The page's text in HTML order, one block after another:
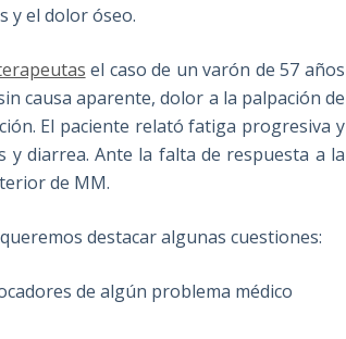
y el dolor óseo.
el caso de un varón de 57 años
causa aparente, dolor a la palpación de
El paciente relató fatiga progresiva y
y diarrea. Ante la falta de respuesta a la
de MM.
destacar algunas cuestiones:
de algún problema médico